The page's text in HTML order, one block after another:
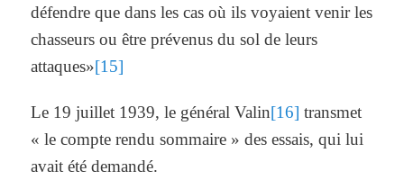
défendre que dans les cas où ils voyaient venir les
chasseurs ou être prévenus du sol de leurs
attaques»[15]
Le 19 juillet 1939, le général Valin[16] transmet
« le compte rendu sommaire » des essais, qui lui
avait été demandé.